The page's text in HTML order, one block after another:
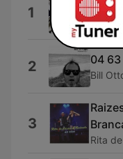
1 De
Ligação
2 04 63
Bill
3
Rita